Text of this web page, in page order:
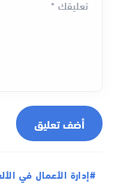
تعليقك *
أضف تعليق
#إدارة الأعمال في